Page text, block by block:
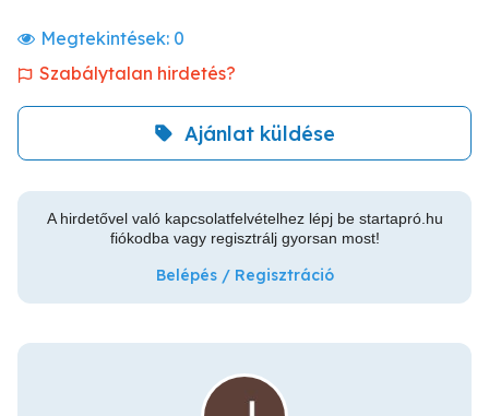
Megtekintések: 0
Szabálytalan hirdetés?
Ajánlat küldése
A hirdetővel való kapcsolatfelvételhez lépj be startapró.hu
fiókodba vagy regisztrálj gyorsan most!
Belépés / Regisztráció